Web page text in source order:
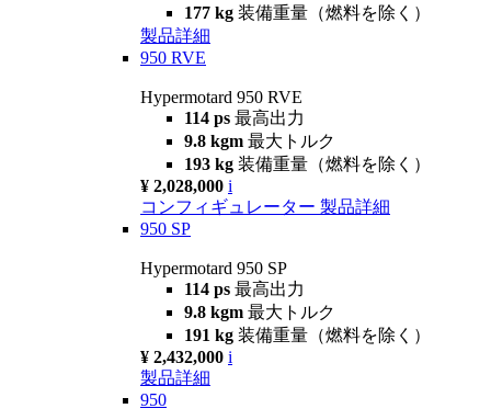
177 kg 装備重量（燃料を除く）
製品詳細
950 RVE
Hypermotard 950 RVE
114 ps 最高出力
9.8 kgm 最大トルク
193 kg 装備重量（燃料を除く）
¥ 2,028,000 i
コンフィギュレーター 製品詳細
950 SP
Hypermotard 950 SP
114 ps 最高出力
9.8 kgm 最大トルク
191 kg 装備重量（燃料を除く）
¥ 2,432,000 i
製品詳細
950